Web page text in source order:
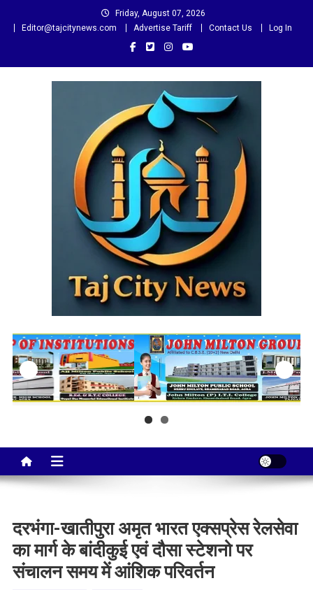
Friday, August 07, 2026
Editor@tajcitynews.com
Advertise Tariff Contact Us Log In
Taj City News
दरभंगा-खातीपुरा अमृत भारत एक्सप्रेस रेलसेवा
का मार्ग के बांदीकुई एवं दौसा स्टेशनो पर
संचालन समय में आंशिक परिवर्तन